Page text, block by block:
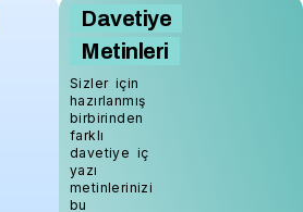
Davetiye
Metinleri
Sizler için
hazırlanmış
birbirinden
farklı
davetiye iç
yazı
metinlerinizi
bu